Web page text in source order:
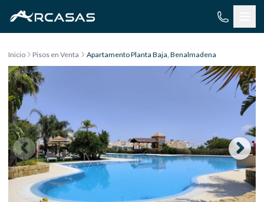
Inicio Pisos en Venta Apartamento Planta Baja, Benalmadena